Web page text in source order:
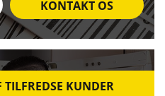
KONTAKT OS
KUNDER